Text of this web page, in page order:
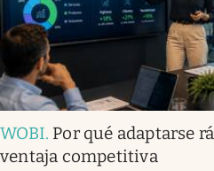
WOBI. Por qué adaptarse
ventaja competitiva